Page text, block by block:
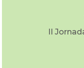
II